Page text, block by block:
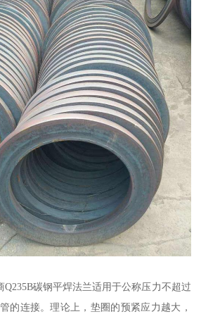
碳钢平焊法兰适用于公称压力不超过
的连接。理论上，垫圈的预紧应力越大，